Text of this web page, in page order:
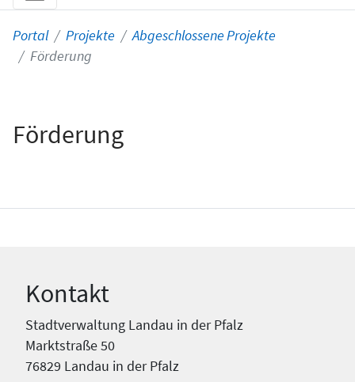
Portal Projekte
Abgeschlossene Projekte
Förderung
Förderung
Kontakt
Stadtverwaltung Landau in der Pfalz
Marktstraße 50
76829 Landau in der Pfalz